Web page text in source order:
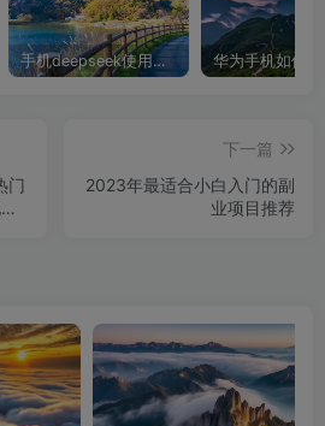
手机deepseek使用全攻略，轻松实现画图与炒股功能
门
下一篇
2023年最适合小白入门的副
业项目推荐